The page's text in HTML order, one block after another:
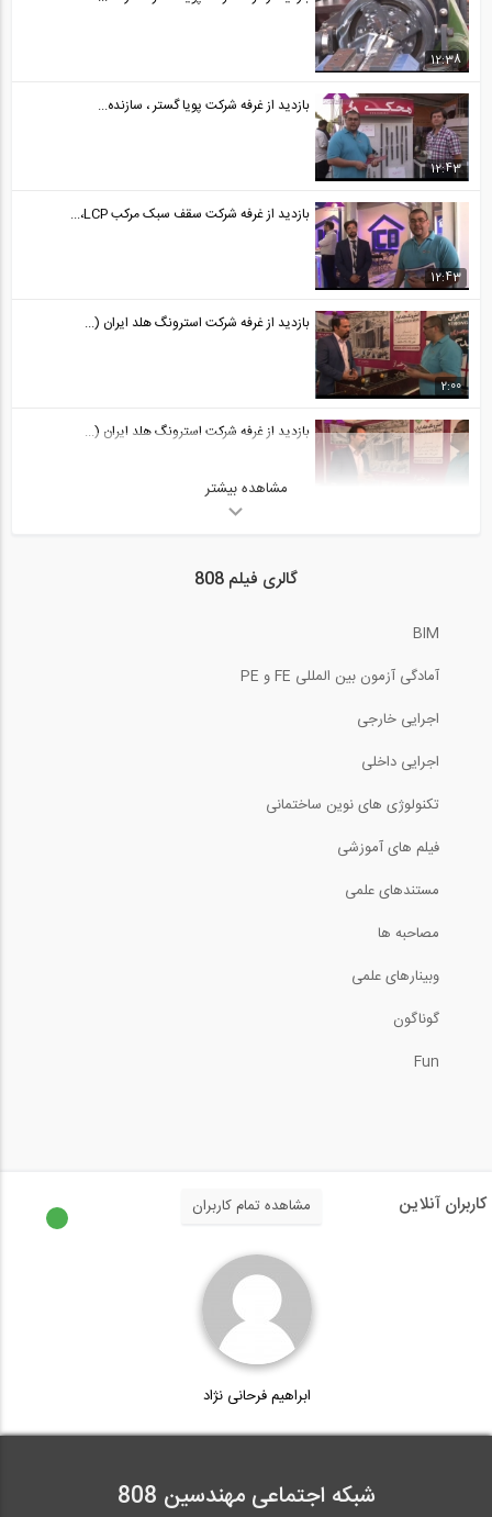
08:36
29
02:29
30
05:20
12:38
12:43
بازدید از غرفه شرکت پویا گستر ، سازنده...
12:43
بازدید از غرفه شرکت سقف سبک مرکب LCP،...
2:00
بازدید از غرفه شرکت استرونگ هلد ایران (...
بازدید از غرفه شرکت استرونگ هلد ایران (...
4:53
بازدید از غرفه شرکت استاک پیشرو سازه،...
بازدید از غرفه شرکت بتن برش تهران در...
مشاهده بیشتر
گالری فیلم 808
BIM
آمادگی آزمون بین المللی FE و PE
اجرایی خارجی
اجرایی داخلی
تکنولوژی های نوین ساختمانی
فیلم های آموزشی
مستندهای علمی
مصاحبه ها
وبینارهای علمی
گوناگون
Fun
کاربران آنلاین مشاهده تمام کاربران
ابراهیم فرحانی نژاد
شبکه اجتماعی مهندسین 808